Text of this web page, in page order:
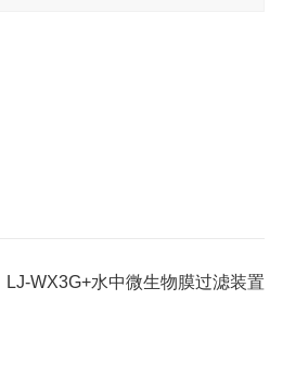
LJ-WX3G+水中微生物膜过滤装置